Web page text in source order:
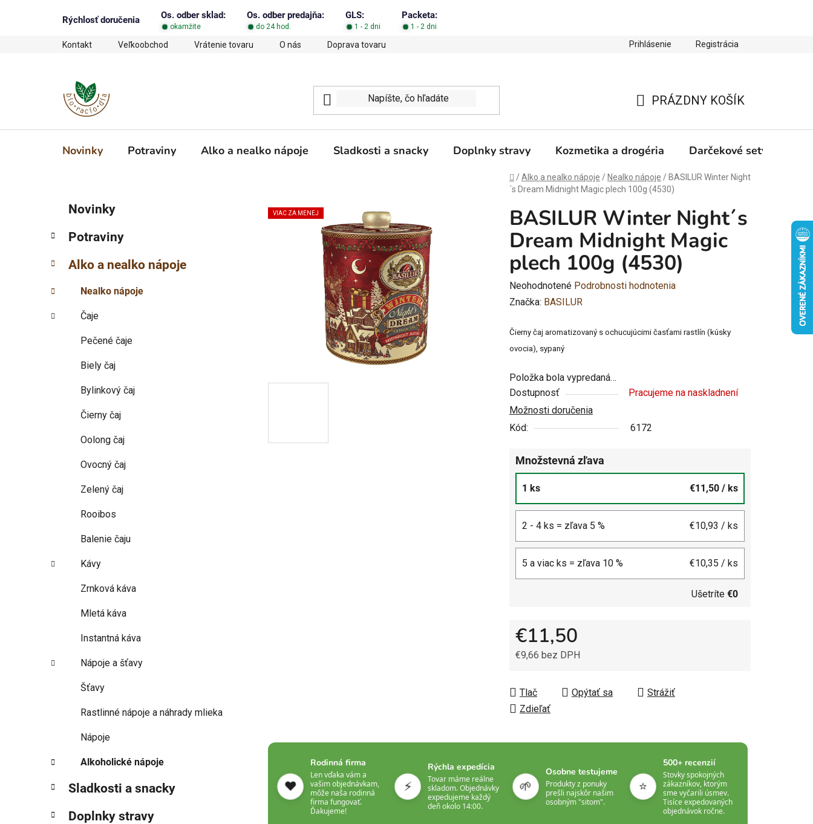
Rýchlosť doručenia Os. odber sklad: Os. odber predajňa: GLS: Packeta:
okamžite do 24 hod. 1 - 2 dni 1 - 2 dni
Kontakt Veľkoobchod Vrátenie tovaru O nás Doprava tovaru Podmienky ochrany osobných údajov Zľava 10 % na prvý nákup
Prihlásenie Registrácia
KOŠÍK
PRÁZDNY KOŠÍK
Novinky Potraviny Alko a nealko nápoje Sladkosti a snacky Doplnky stravy Kozmetika a drogéria Darčekové sety
Domov
/Alko a nealko nápoje / Nealko nápoje / BASILUR Winter Night
´s Dream Midnight Magic plech 100g (4530)
č
ý
a
n
kategórie
e
ó
i
Novinky
Potraviny
Alko a nealko nápoje
Nealko nápoje
Čaje
Pečené čaje
Biely čaj
Bylinkový čaj
Čierny čaj
Oolong čaj
Ovocný čaj
Zelený čaj
Rooibos
Balenie čaju
Kávy
Zrnková káva
Mletá káva
Instantná káva
Nápoje a šťavy
Šťavy
Rastlinné nápoje a náhrady mlieka
Nápoje
Alkoholické nápoje
Sladkosti a snacky
Doplnky stravy
BASILUR Winter Night´s
Dream Midnight Magic
plech 100g (4530)
Priemerné
hodnotenie
je
0,0
5
hviezdičiek.
Neohodnotené Podrobnosti hodnotenia
Značka: BASILUR
Čierny čaj aromatizovaný s ochucujúcimi časťami rastlín (kúsky
ovocia), sypaný
Položka bola vypredaná…
Dostupnosť
Pracujeme na naskladnení
Možnosti doručenia
Kód:
6172
Množstevná zľava
1 ks €11,50 / ks
2 - 4 ks = zľava 5 % €10,93 / ks
5 a viac ks = zľava 10 % €10,35 / ks
Ušetríte €0
€11,50
€9,66 bez DPH
Tlač
Opýtať sa
Strážiť
Zdieľať
VIAC ZA MENEJ
❤️
Rodinná firma
Len vďaka vám a
vašim objednávkam,
môže naša rodinná
firma fungovať.
Ďakujeme!
⚡
Rýchla expedícia
Tovar máme reálne
skladom. Objednávky
expedujeme každý
deň okolo 14:00.
🌱
Osobne testujeme
Produkty z ponuky
prešli najskôr našim
osobným "sitom".
⭐
500+ recenzií
Stovky spokojných
zákazníkov, ktorým
sme vyčarili úsmev.
Tisíce expedovaných
objednávok ročne.